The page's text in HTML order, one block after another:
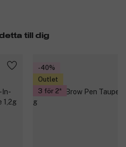
till dig
-40%
Outlet
3 för 2